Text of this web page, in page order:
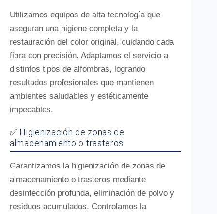
Utilizamos equipos de alta tecnología que
aseguran una higiene completa y la
restauración del color original, cuidando cada
fibra con precisión. Adaptamos el servicio a
distintos tipos de alfombras, logrando
resultados profesionales que mantienen
ambientes saludables y estéticamente
impecables.
✅ Higienización de zonas de
almacenamiento o trasteros
Garantizamos la higienización de zonas de
almacenamiento o trasteros mediante
desinfección profunda, eliminación de polvo y
residuos acumulados. Controlamos la